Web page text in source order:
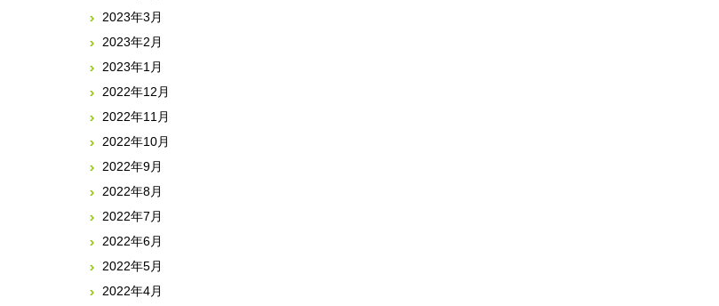
2023年3月
2023年2月
2023年1月
2022年12月
2022年11月
2022年10月
2022年9月
2022年8月
2022年7月
2022年6月
2022年5月
2022年4月